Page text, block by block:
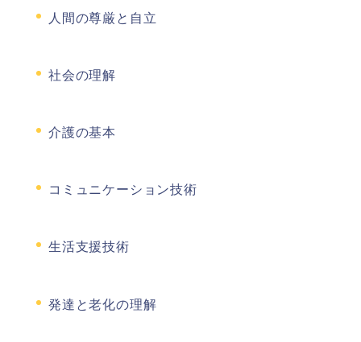
人間の尊厳と自立
社会の理解
介護の基本
コミュニケーション技術
生活支援技術
発達と老化の理解